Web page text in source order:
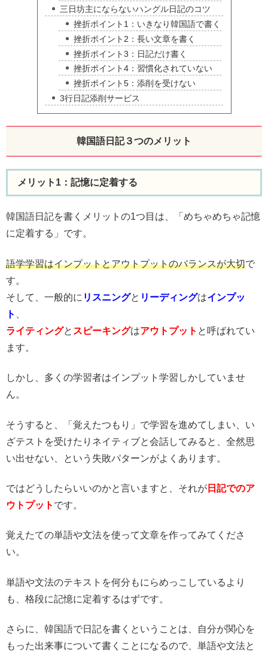
三日坊主にならないハングル日記のコツ
挫折ポイント1：いきなり韓国語で書く
挫折ポイント2：長い文章を書く
挫折ポイント3：日記だけ書く
挫折ポイント4：習慣化されていない
挫折ポイント5：添削を受けない
3行日記添削サービス
韓国語日記３つのメリット
メリット1：記憶に定着する
韓国語日記を書くメリットの1つ目は、「めちゃめちゃ記憶
に定着する」です。
語学学習はインプットとアウトプットのバランスが大切で
す。
そして、一般的に リスニングと リーディングはインプッ
ト
ライティングと スピーキングはアウトプット と呼ばれてい
ます。
しかし、多くの学習者はインプット学習しかしていませ
ん。
そうすると、「覚えたつもり」で学習を進めてしまい、い
ざテストを受けたりネイティブと会話してみると、全然思
い出せない、という失敗パターンがよくあります。
ではどうしたらいいのかと言いますと、それが 日記でのア
ウトプット です。
覚えたての単語や文法を使って文章を作ってみてくださ
い。
単語や文法のテキストを何分もにらめっこしているより
も、格段に記憶に定着するはずです。
さらに、韓国語で日記を書くということは、自分が関心を
もった出来事について書くことになるので、単語や文法と